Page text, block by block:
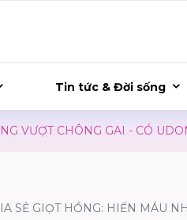
Tin tức & Đời sống
- CÓ UDON DAY TIẾP SỨC
SẺ GIỌT HỒNG: HIẾN MÁU